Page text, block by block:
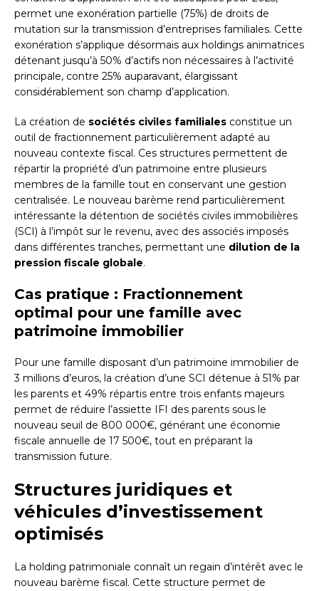
permet une exonération partielle (75%) de droits de
mutation sur la transmission d’entreprises familiales. Cette
exonération s’applique désormais aux holdings animatrices
détenant jusqu’à 50% d’actifs non nécessaires à l’activité
principale, contre 25% auparavant, élargissant
considérablement son champ d’application.
La création de sociétés civiles familiales constitue un
outil de fractionnement particulièrement adapté au
nouveau contexte fiscal. Ces structures permettent de
répartir la propriété d’un patrimoine entre plusieurs
membres de la famille tout en conservant une gestion
centralisée. Le nouveau barème rend particulièrement
intéressante la détention de sociétés civiles immobilières
(SCI) à l’impôt sur le revenu, avec des associés imposés
dans différentes tranches, permettant une dilution de la
pression fiscale globale.
Cas pratique : Fractionnement
optimal pour une famille avec
patrimoine immobilier
Pour une famille disposant d’un patrimoine immobilier de
3 millions d’euros, la création d’une SCI détenue à 51% par
les parents et 49% répartis entre trois enfants majeurs
permet de réduire l’assiette IFI des parents sous le
nouveau seuil de 800 000€, générant une économie
fiscale annuelle de 17 500€, tout en préparant la
transmission future.
Structures juridiques et
véhicules d’investissement
optimisés
La holding patrimoniale connaît un regain d’intérêt avec le
nouveau barème fiscal. Cette structure permet de